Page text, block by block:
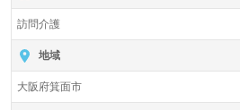
訪問介護
地域
大阪府箕面市